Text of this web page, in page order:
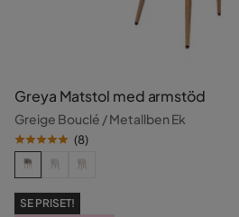
Greya Matstol med armstöd
Greige Bouclé / Metallben Ek
(8)
SE PRISET!